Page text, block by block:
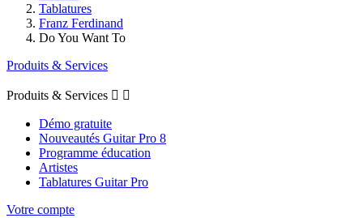
Tablatures
Franz Ferdinand
Do You Want To
Produits & Services
Produits & Services  
Démo gratuite
Nouveautés Guitar Pro 8
Programme éducation
Artistes
Tablatures Guitar Pro
Votre compte